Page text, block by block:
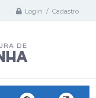
Login / Cadastro